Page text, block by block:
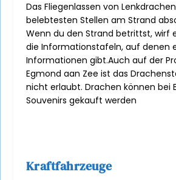
Das Fliegenlassen von
belebtesten Stellen am Strand
Wenn du den Strand betrittst, wirf
die Informationstafeln, auf denen
Informationen gibt.Auch auf der
Egmond aan Zee ist das
nicht erlaubt. Drachen können bei
Souvenirs gekauft werden
Kraftfahrzeuge